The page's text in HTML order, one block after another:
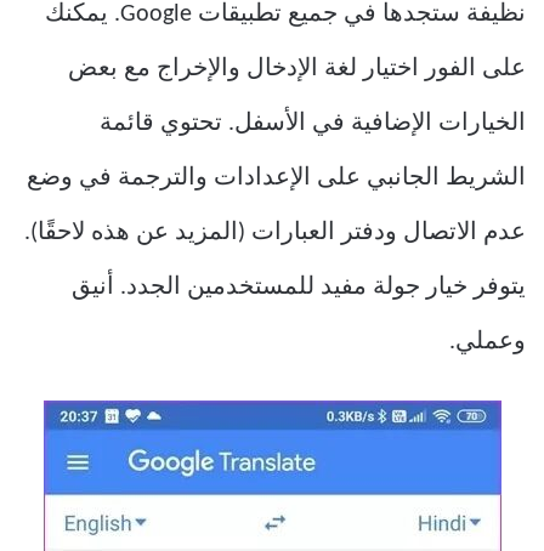
نظيفة ستجدها في جميع تطبيقات Google. يمكنك
على الفور اختيار لغة الإدخال والإخراج مع بعض
الخيارات الإضافية في الأسفل. تحتوي قائمة
الشريط الجانبي على الإعدادات والترجمة في وضع
عدم الاتصال ودفتر العبارات (المزيد عن هذه لاحقًا).
يتوفر خيار جولة مفيد للمستخدمين الجدد. أنيق
وعملي.